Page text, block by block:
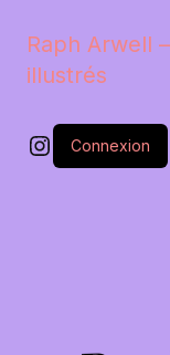
Raph Arwell
illustrés
Instagram
Connexion